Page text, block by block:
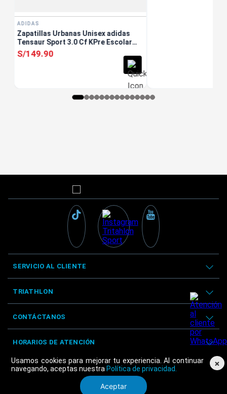
Usamos cookies para mejorar tu experiencia. Al continuar
navegando, aceptas nuestra Política de privacidad.
Aceptar
×
ADIDAS
Zapatillas Urbanas Unisex adidas
Tensaur Sport 3.0 Cf KPre Escolar
Blanco
S/149.90
SERVICIO AL CLIENTE
TRIATHLON
CONTÁCTANOS
HORARIOS DE ATENCIÓN
© Triathlon 2025 - Derechos reservados